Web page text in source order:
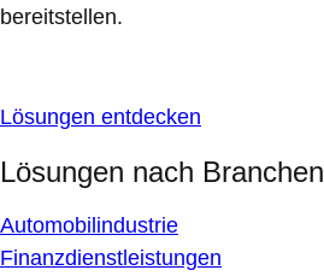
bereitstellen.
Lösungen entdecken
Lösungen nach Branchen
Automobilindustrie
Finanzdienstleistungen